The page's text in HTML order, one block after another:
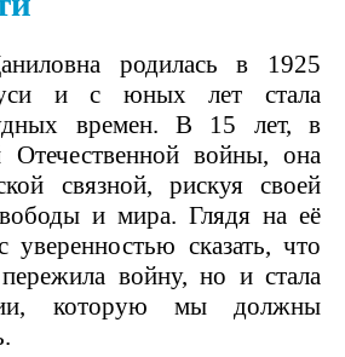
и
родилась в 1925
и с юных лет стала
времен. В 15 лет, в
Отечественной войны, она
связной, рискуя своей
и мира. Глядя на её
сказать, что
войну, но и стала
которую мы должны